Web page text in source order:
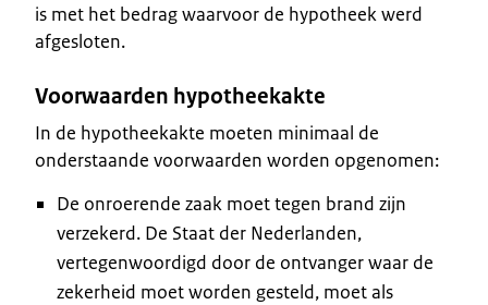
is met het bedrag waarvoor de hypotheek werd
afgesloten.
Voorwaarden hypotheekakte
In de hypotheekakte moeten minimaal de
onderstaande voorwaarden worden opgenomen:
De onroerende zaak moet tegen brand zijn
verzekerd. De Staat der Nederlanden,
vertegenwoordigd door de ontvanger waar de
zekerheid moet worden gesteld, moet als